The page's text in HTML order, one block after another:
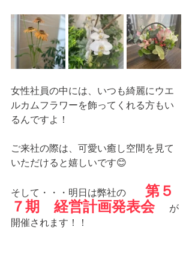
女性社員の中には、いつも綺麗にウエ
ルカムフラワーを飾ってくれる方もい
るんですよ！
ご来社の際は、可愛い癒し空間を見て
いただけると嬉しいです😊
そして・・・明日は弊社の 第５
７期　経営計画発表会
が
開催されます！！